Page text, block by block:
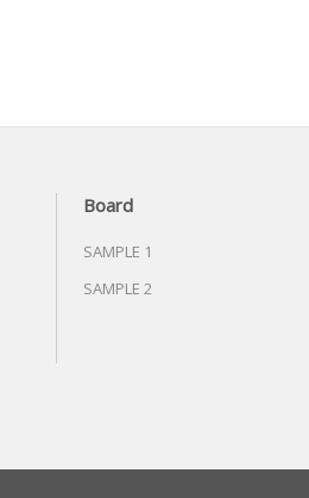
Board
SAMPLE 1
SAMPLE 2